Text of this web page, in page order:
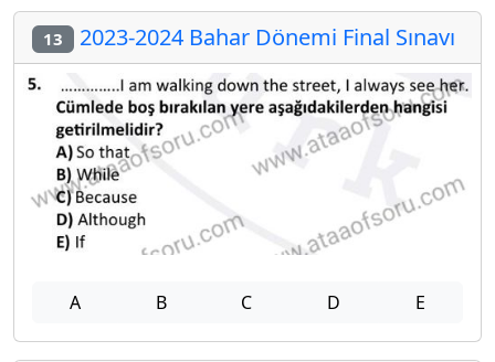
13 2023-2024 Bahar Dönemi Final Sınavı
A B C D E